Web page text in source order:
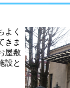
よく
きま
屋敷
設と